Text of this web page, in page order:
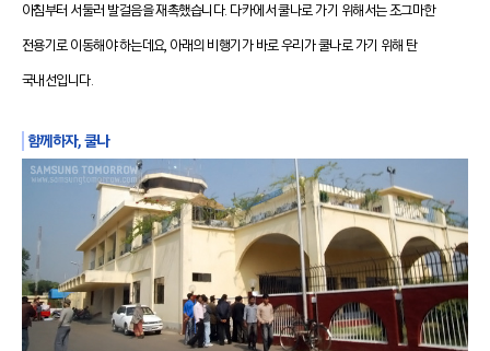
아침부터 서둘러 발걸음을 재촉했습니다. 다카에서 쿨나로 가기 위해서는 조그마한
전용기로 이동해야 하는데요, 아래의 비행기가 바로 우리가 쿨나로 가기 위해 탄
국내선입니다.
함께하자, 쿨나